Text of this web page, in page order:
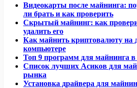
Видеокарты после майнинга:
ли брать и как проверить
Скрытый майнинг: как
удалить его
Как майнить криптовалюту на
компьютере
Топ 9 программ для майнинга в
Список лучших Асиков для
рынка
Установка драйвера для